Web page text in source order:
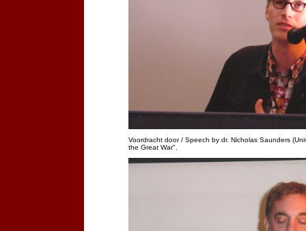
Voordracht door / Speech by dr. Nicholas Saunders
the Great War".